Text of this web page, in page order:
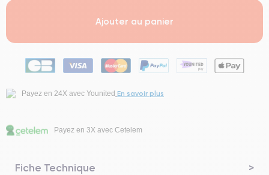
Ajouter au panier
Payez en 24X avec Younited En savoir plus
Payez en 3X avec Cetelem
Fiche Technique